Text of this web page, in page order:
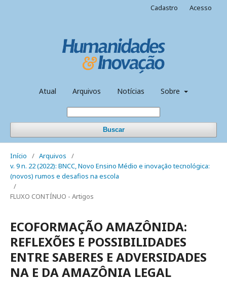
Atual Arquivos Notícias Sobre
Buscar
Cadastro Acesso
Início / Arquivos
/
v. 9 n. 22 (2022): BNCC, Novo Ensino Médio e inovação tecnológica:
(novos) rumos e desafios na escola
/
FLUXO CONTÍNUO - Artigos
ECOFORMAÇÃO AMAZÔNIDA:
REFLEXÕES E POSSIBILIDADES
ENTRE SABERES E ADVERSIDADES
NA E DA AMAZÔNIA LEGAL